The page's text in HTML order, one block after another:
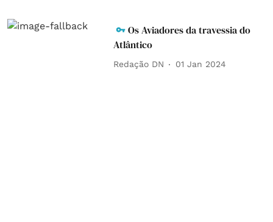
Os Aviadores da travessia do
Atlântico
Redação DN 01 Jan 2024